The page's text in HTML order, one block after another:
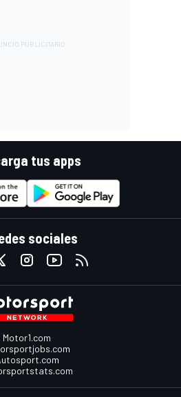
tus apps
sociales
Motor1.com